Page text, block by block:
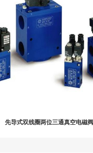
先导式双线圈两位三通真空电磁阀